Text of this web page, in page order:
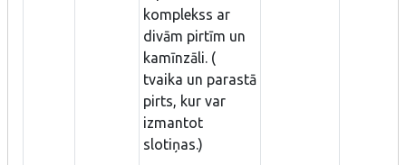
komplekss ar
divām pirtīm un
kamīnzāli. (
tvaika un parastā
pirts, kur var
izmantot
slotiņas.)